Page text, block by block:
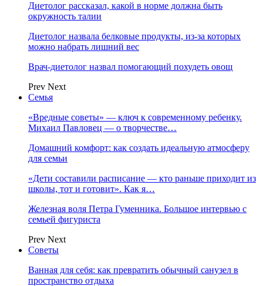
Диетолог рассказал, какой в норме должна быть
окружность талии
Диетолог назвала белковые продукты, из-за которых
можно набрать лишний вес
Врач-диетолог назвал помогающий похудеть овощ
Prev Next
Семья
«Вредные советы» — ключ к современному ребенку.
Михаил Павловец — о творчестве…
Домашний комфорт: как создать идеальную атмосферу
для семьи
«Дети составили расписание — кто раньше приходит из
школы, тот и готовит». Как я…
Железная воля Петра Гуменника. Большое интервью с
семьей фигуриста
Prev Next
Советы
Ванная для себя: как превратить обычный санузел в
пространство отдыха